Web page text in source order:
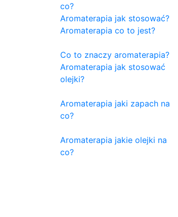
co?
Aromaterapia jak stosować?
Aromaterapia co to jest?
Co to znaczy aromaterapia?
Aromaterapia jak stosować
olejki?
Aromaterapia jaki zapach na
co?
Aromaterapia jakie olejki na
co?